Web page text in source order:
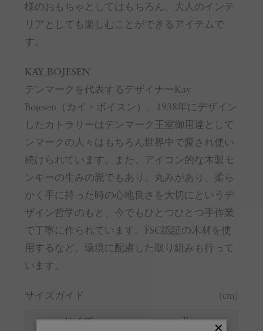
様のおもちゃとしてはもちろん、大人のインテ
リアとしても楽しむことができるアイテムで
す。
KAY BOJESEN
デンマークを代表するデザイナーKay
Bojesen（カイ・ボイスン）。1938年にデザイン
したカトラリーはデンマーク王室御用達として
ンマークの人々はもちろん世界中で愛され使い
続けられています。また、アイコン的な木製モ
ンキーの生みの親でもあり、丸みがあり、柔ら
かく手に持った時の心地良さを大切にというデ
ザイン哲学のもと、今でもひとつひとつ手作業
で丁寧に作られています。FSC認証の木材を使
用するなど、環境に配慮した取り組みも行って
います。
サイズガイド (cm)
サイズ F